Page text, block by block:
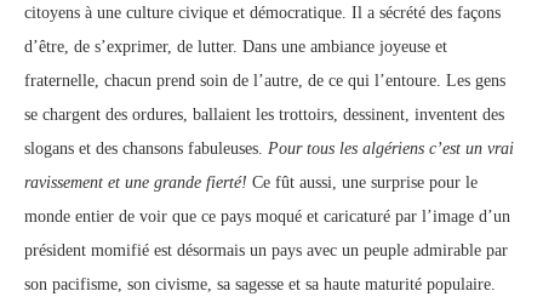
citoyens à une culture civique et démocratique. Il a sécrété des façons
d’être, de s’exprimer, de lutter. Dans une ambiance joyeuse et
fraternelle, chacun prend soin de l’autre, de ce qui l’entoure. Les gens
se chargent des ordures, ballaient les trottoirs, dessinent, inventent des
slogans et des chansons fabuleuses. Pour tous les algériens c’est un vrai
ravissement et une grande fierté! Ce fût aussi, une surprise pour le
monde entier de voir que ce pays moqué et caricaturé par l’image d’un
président momifié est désormais un pays avec un peuple admirable par
son pacifisme, son civisme, sa sagesse et sa haute maturité populaire.